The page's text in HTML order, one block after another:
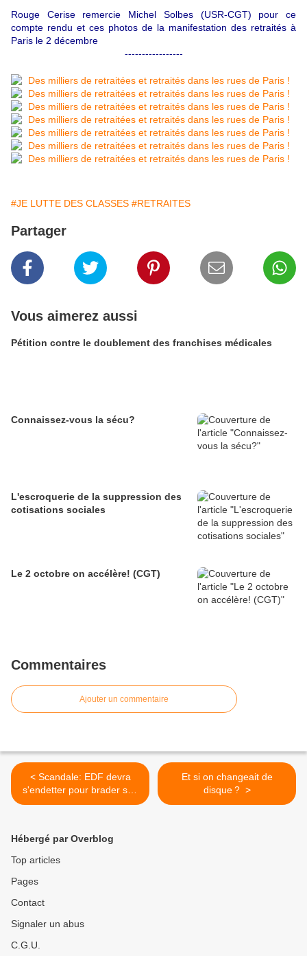
Rouge Cerise remercie Michel Solbes (USR-CGT) pour ce
compte rendu et ces photos de la manifestation des retraités à
Paris le 2 décembre
-----------------
#JE LUTTE DES CLASSES #RETRAITES
Partager
Vous aimerez aussi
Pétition contre le doublement des franchises médicales
Connaissez-vous la sécu?
L'escroquerie de la suppression des
cotisations sociales
Le 2 octobre on accélère! (CGT)
Commentaires
Ajouter un commentaire
< Scandale: EDF devra
s'endetter pour brader son
courant au privé! (1)
Et si on changeait de
disque ? >
Hébergé par Overblog
Top articles
Pages
Contact
Signaler un abus
C.G.U.